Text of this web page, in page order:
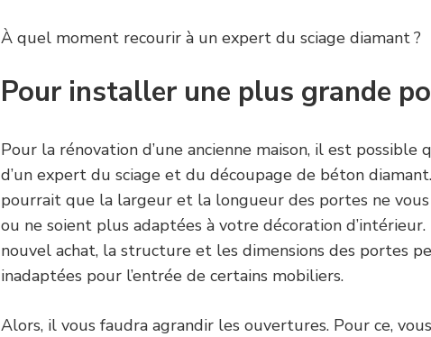
À quel moment recourir à un expert du sciage diamant ?
Pour installer une plus grande
Pour la rénovation d’une ancienne maison, il est possible
d’un expert du sciage et du découpage de béton
pourrait que la largeur et la longueur des portes ne
ou ne soient plus adaptées à votre décoration d’intérieur.
nouvel achat, la structure et les dimensions des portes
inadaptées pour l’entrée de certains mobiliers.
Alors, il vous faudra agrandir les ouvertures. Pour ce,